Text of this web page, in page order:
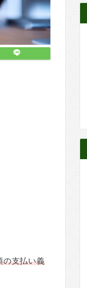
の支払い義